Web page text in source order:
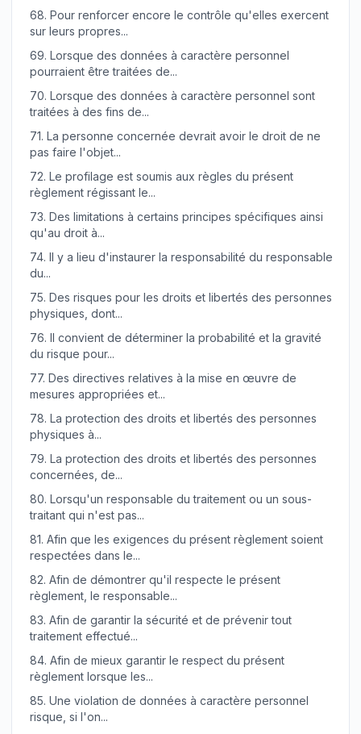
68. Pour renforcer encore le contrôle qu'elles exercent
sur leurs propres...
69. Lorsque des données à caractère personnel
pourraient être traitées de...
70. Lorsque des données à caractère personnel sont
traitées à des fins de...
71. La personne concernée devrait avoir le droit de ne
pas faire l'objet...
72. Le profilage est soumis aux règles du présent
règlement régissant le...
73. Des limitations à certains principes spécifiques ainsi
qu'au droit à...
74. Il y a lieu d'instaurer la responsabilité du responsable
du...
75. Des risques pour les droits et libertés des personnes
physiques, dont...
76. Il convient de déterminer la probabilité et la gravité
du risque pour...
77. Des directives relatives à la mise en œuvre de
mesures appropriées et...
78. La protection des droits et libertés des personnes
physiques à...
79. La protection des droits et libertés des personnes
concernées, de...
80. Lorsqu'un responsable du traitement ou un sous-
traitant qui n'est pas...
81. Afin que les exigences du présent règlement soient
respectées dans le...
82. Afin de démontrer qu'il respecte le présent
règlement, le responsable...
83. Afin de garantir la sécurité et de prévenir tout
traitement effectué...
84. Afin de mieux garantir le respect du présent
règlement lorsque les...
85. Une violation de données à caractère personnel
risque, si l'on...